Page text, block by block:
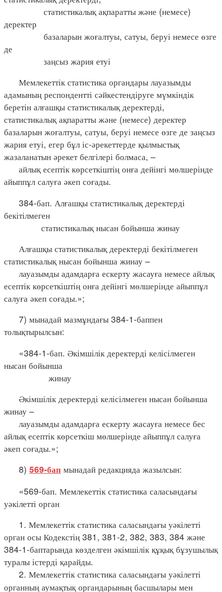
статистикалық ақпаратты және (немесе)
деректер
базаларын жоғалтуы, сатуы, беруі немесе өзге
де
заңсыз жария етуі
Мемлекеттік статистика органдары лауазымды
адамының респондентті сәйкестендіруге мүмкіндік
беретін алғашқы статистикалық деректерді,
статистикалық ақпаратты және (немесе) деректер
базаларын жоғалтуы, сатуы, беруі немесе өзге де заңсыз
жария етуі, егер бұл іс-әрекеттерде қылмыстық
жазаланатын әрекет белгілері болмаса, –
айлық есептік көрсеткіштің онға дейінгі мөлшерінде
айыппұл салуға әкеп соғады.
384-бап. Алғашқы статистикалық деректерді
бекітілмеген
статистикалық нысан бойынша жинау
Алғашқы статистикалық деректерді бекітілмеген
статистикалық нысан бойынша жинау –
лауазымды адамдарға ескерту жасауға немесе айлық
есептік көрсеткіштің онға дейінгі мөлшерінде айыппұл
салуға әкеп соғады.»;
7) мынадай мазмұндағы 384-1-баппен
толықтырылсын:
«384-1-бап. Әкімшілік деректерді келісілмеген
нысан бойынша
жинау
Әкімшілік деректерді келісілмеген нысан бойынша
жинау –
лауазымды адамдарға ескерту жасауға немесе бес
айлық есептік көрсеткіш мөлшерінде айыппұл салуға
әкеп соғады.»;
8) 569-бап мынадай редакцияда жазылсын:
«569-бап. Мемлекеттік статистика саласындағы
уәкілетті орган
1. Мемлекеттік статистика саласындағы уәкілетті
орган осы Кодекстің 381, 381-2, 382, 383, 384 және
384-1-баптарында көзделген әкімшілік құқық бұзушылық
туралы істерді қарайды.
2. Мемлекеттік статистика саласындағы уәкілетті
органның аумақтық органдарының басшылары мен